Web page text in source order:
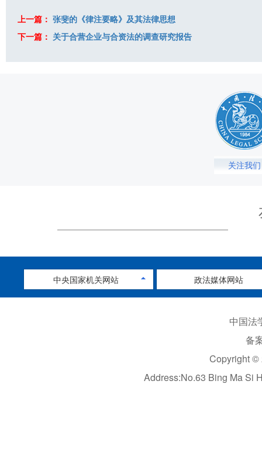
上一篇： 张斐的《律注要略》及其法律思想
下一篇： 关于合营企业与合资法的调查研究报告
关注我们
中央国家机关网站 政法媒体网站
中国法
备
Copyright ©
Address:No.63 Bing Ma Si